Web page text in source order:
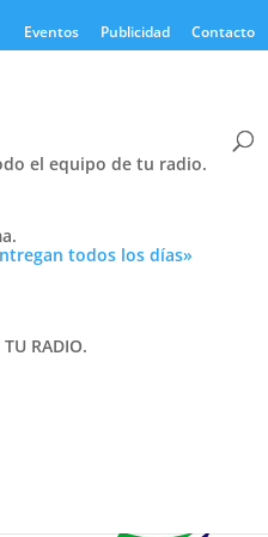
Eventos Publicidad Contacto
el equipo de tu radio.
todos los días»
RADIO.
Twitter
Cativelli